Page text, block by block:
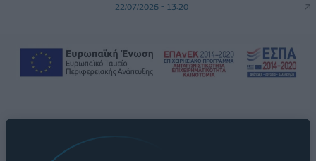
22/07/2026 - 13:20